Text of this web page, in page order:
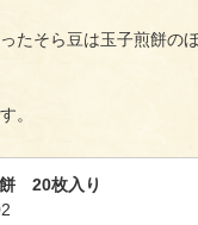
たそら豆は玉子煎餅の
。
20枚入り